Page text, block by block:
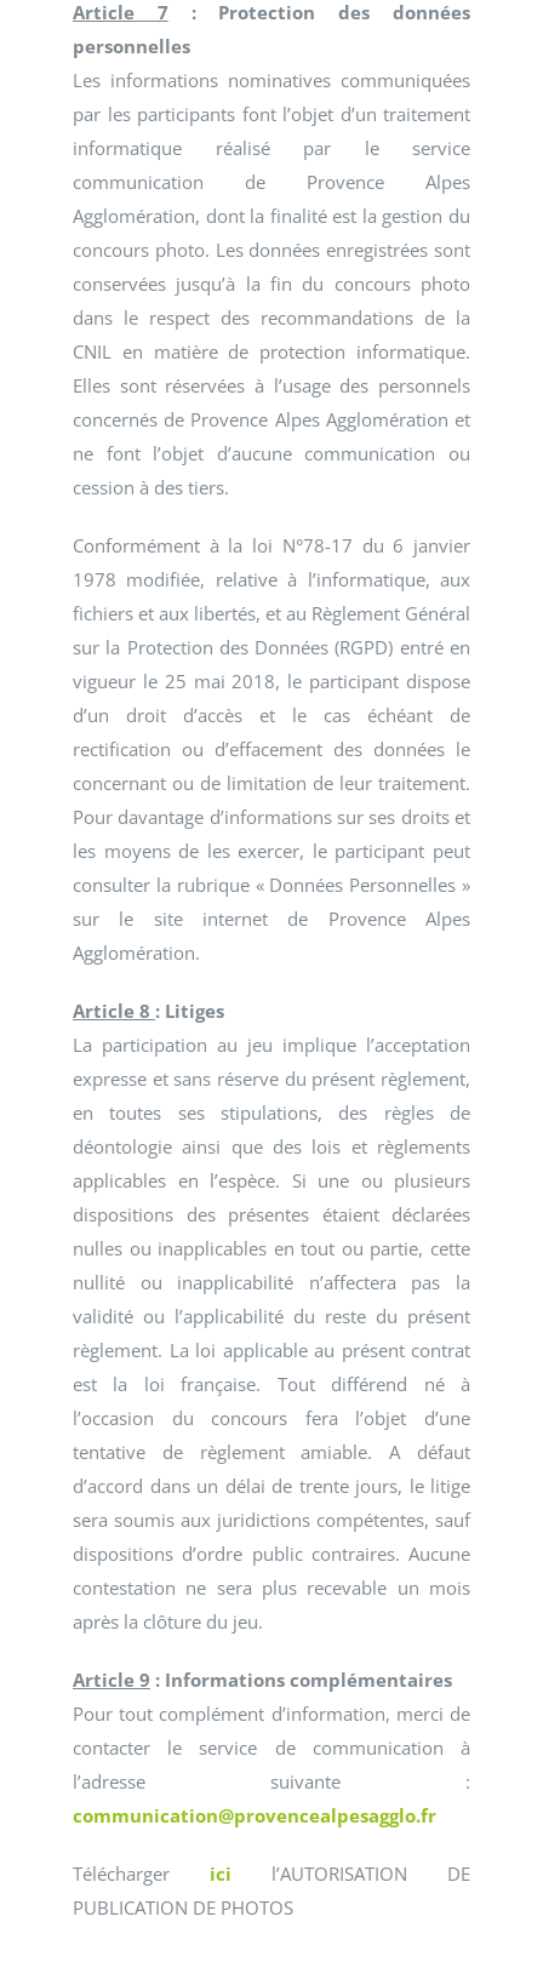
Article 7 : Protection des données
personnelles
Les informations nominatives communiquées
par les participants font l’objet d’un traitement
informatique réalisé par le service
communication de Provence Alpes
Agglomération, dont la finalité est la gestion du
concours photo. Les données enregistrées sont
conservées jusqu’à la fin du concours photo
dans le respect des recommandations de la
CNIL en matière de protection informatique.
Elles sont réservées à l’usage des personnels
concernés de Provence Alpes Agglomération et
ne font l’objet d’aucune communication ou
cession à des tiers.
Conformément à la loi N°78-17 du 6 janvier
1978 modifiée, relative à l’informatique, aux
fichiers et aux libertés, et au Règlement Général
sur la Protection des Données (RGPD) entré en
vigueur le 25 mai 2018, le participant dispose
d’un droit d’accès et le cas échéant de
rectification ou d’effacement des données le
concernant ou de limitation de leur traitement.
Pour davantage d’informations sur ses droits et
les moyens de les exercer, le participant peut
consulter la rubrique « Données Personnelles »
sur le site internet de Provence Alpes
Agglomération.
Article 8 : Litiges
La participation au jeu implique l’acceptation
expresse et sans réserve du présent règlement,
en toutes ses stipulations, des règles de
déontologie ainsi que des lois et règlements
applicables en l’espèce. Si une ou plusieurs
dispositions des présentes étaient déclarées
nulles ou inapplicables en tout ou partie, cette
nullité ou inapplicabilité n’affectera pas la
validité ou l’applicabilité du reste du présent
règlement. La loi applicable au présent contrat
est la loi française. Tout différend né à
l’occasion du concours fera l’objet d’une
tentative de règlement amiable. A défaut
d’accord dans un délai de trente jours, le litige
sera soumis aux juridictions compétentes, sauf
dispositions d’ordre public contraires. Aucune
contestation ne sera plus recevable un mois
après la clôture du jeu.
Article 9 : Informations complémentaires
Pour tout complément d’information, merci de
contacter le service de communication à
l’adresse suivante :
communication@provencealpesagglo.fr
Télécharger ici l’AUTORISATION DE
PUBLICATION DE PHOTOS